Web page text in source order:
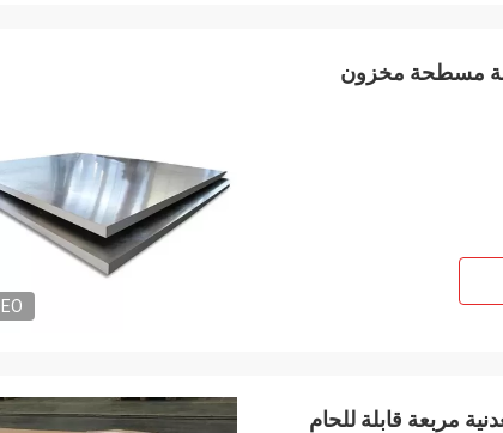
للصدأ لوحة مسطحة مخزون
مربعة قابلة للحام